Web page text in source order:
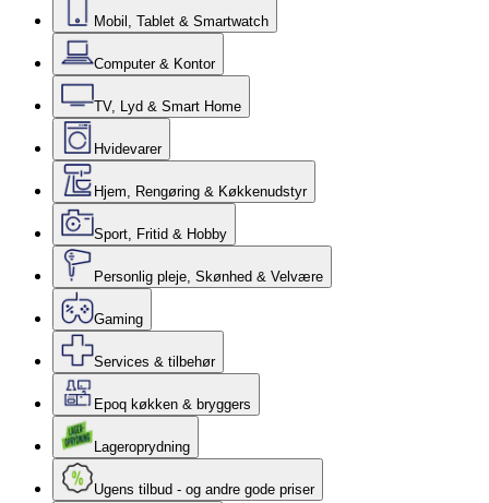
Mobil, Tablet & Smartwatch
Computer & Kontor
TV, Lyd & Smart Home
Hvidevarer
Hjem, Rengøring & Køkkenudstyr
Sport, Fritid & Hobby
Personlig pleje, Skønhed & Velvære
Gaming
Services & tilbehør
Epoq køkken & bryggers
Lageroprydning
Ugens tilbud - og andre gode priser